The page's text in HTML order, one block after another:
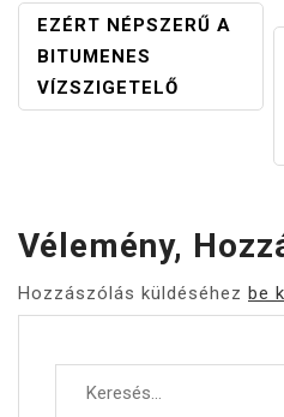
BEJEGYZÉS
NAVIGÁCIÓ
EZÉRT NÉPSZERŰ A
BITUMENES
VÍZSZIGETELŐ
Vélemény,
Hozzászólás küldéséhez be
Keresés: